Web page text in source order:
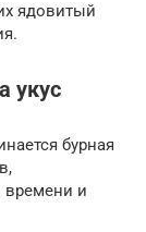
ядовитый
укус
бурная
времени и